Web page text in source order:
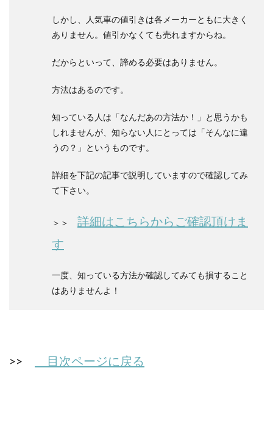
しかし、人気車の値引きは各メーカーともに大きく
ありません。値引かなくても売れますからね。
だからといって、諦める必要はありません。
方法はあるのです。
知っている人は「なんだあの方法か！」と思うかも
しれませんが、知らない人にとっては「そんなに違
うの？」というものです。
詳細を下記の記事で説明していますので確認してみ
て下さい。
＞＞ 詳細はこちらからご確認頂けま
す
一度、知っている方法か確認してみても損すること
はありませんよ！
>> 目次ページに戻る